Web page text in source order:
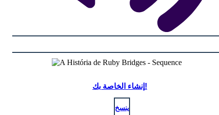
إنشاء الخاصة بك!
ينسخ